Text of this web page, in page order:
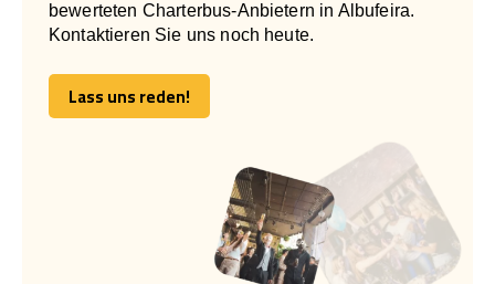
bewerteten Charterbus-Anbietern in Albufeira.
Kontaktieren Sie uns noch heute.
Lass uns reden!
Lass uns reden!